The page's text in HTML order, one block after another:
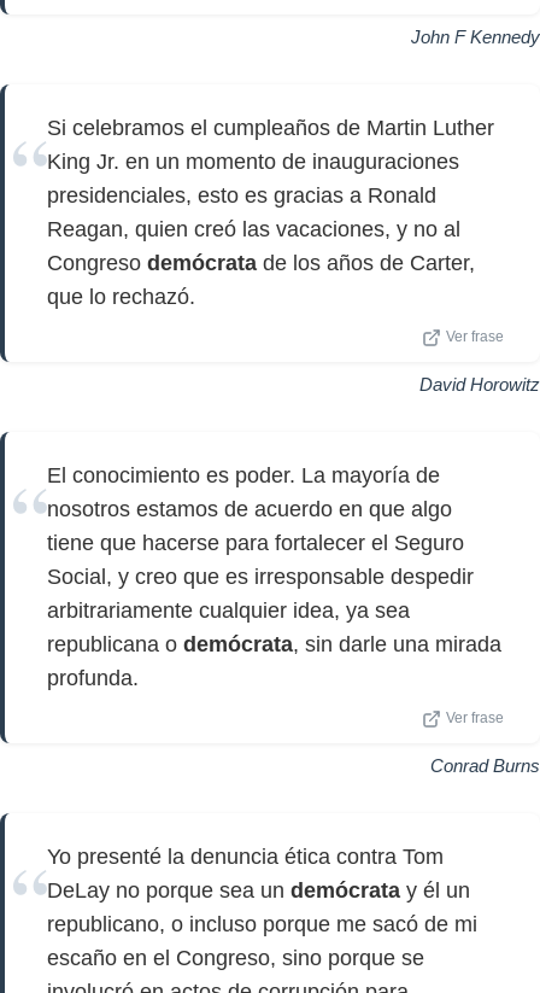
John F Kennedy
Si celebramos el cumpleaños de Martin Luther
King Jr. en un momento de inauguraciones
presidenciales, esto es gracias a Ronald
Reagan, quien creó las vacaciones, y no al
Congreso demócrata de los años de Carter,
que lo rechazó.
Ver frase
David Horowitz
El conocimiento es poder. La mayoría de
nosotros estamos de acuerdo en que algo
tiene que hacerse para fortalecer el Seguro
Social, y creo que es irresponsable despedir
arbitrariamente cualquier idea, ya sea
republicana o demócrata, sin darle una mirada
profunda.
Ver frase
Conrad Burns
Yo presenté la denuncia ética contra Tom
DeLay no porque sea un demócrata y él un
republicano, o incluso porque me sacó de mi
escaño en el Congreso, sino porque se